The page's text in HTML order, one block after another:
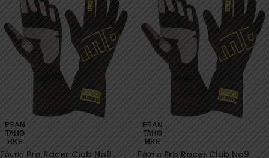
ΕΞΑΝ
ΤΛΉΘ
ΗΚΕ
Γάντια Pro Racer Club No8
ΕΞΑΝ
ΤΛΉΘ
ΗΚΕ
Γάντια Pro Racer Club No9